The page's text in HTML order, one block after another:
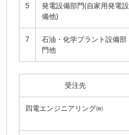
5
発電設備部門(自家用発電設
備他)
7
石油・化学プラント設備部
門他
受注先
四電エンジニアリング㈱